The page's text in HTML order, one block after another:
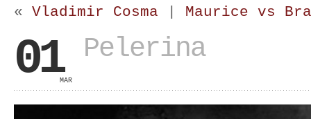
« Vladimir Cosma Maurice vs
01MAR
Pelerina